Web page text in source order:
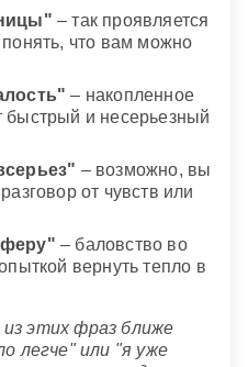
– так проявляется
что вам можно
– накопленное
и несерьезный
– возможно, вы
от чувств или
– баловство во
вернуть тепло в
из этих фраз ближе
легче" или "я уже